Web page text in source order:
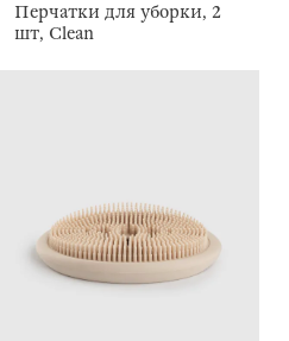
Перчатки для уборки, 2
шт, Clean